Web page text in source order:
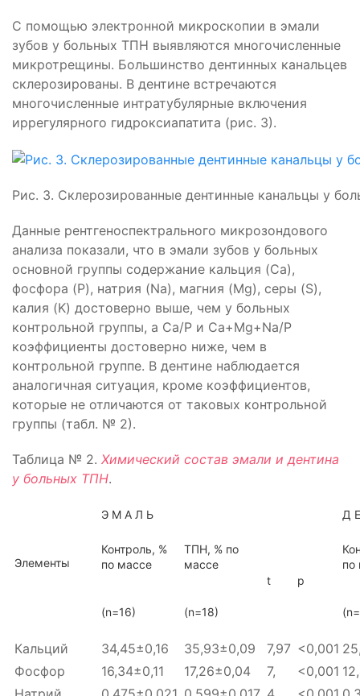
С помощью электронной микроскопии в эмали
зубов у больных ТПН выявляются многочисленные
микротрещины. Большинство дентинных канальцев
склерозированы. В дентине встречаются
многочисленные интратубулярные включения
иррегулярного гидроксиапатита (рис. 3).
Рис. 3. Склерозированные дентинные канальцы у
Данные рентгеноспектрального микрозондового
анализа показали, что в эмали зубов у больных
основной группы содержание кальция (Ca),
фосфора (P), натрия (Na), магния (Mg), серы (S),
калия (K) достоверно выше, чем у больных
контрольной группы, а Са/Р и Са+Мg+Na/P
коэффициенты достоверно ниже, чем в
контрольной группе. В дентине наблюдается
аналогичная ситуация, кроме коэффициентов,
которые не отличаются от таковых контрольной
группы (табл. № 2).
Таблица № 2. Химический состав эмали и дентина
у больных ТПН.
Элементы
Э М А Л Ь Д
Контроль, %
по массе
(n=16)
ТПН, % по
массе
(n=18)
t p
по
Кальций 34,45±0,16 35,93±0,09 7,97 <0,001
Фосфор
16,34±0,11 17,26±0,04 7, <0,001